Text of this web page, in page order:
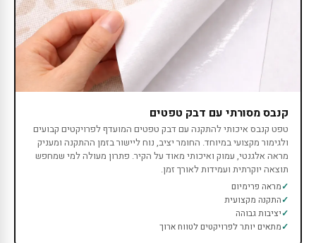
קנבס מסורתי עם דבק טפטים
טפט קנבס איכותי להתקנה עם דבק טפטים המועדף לפרויקטים קבועים
ולגימור מקצועי במיוחד. החומר יציב, נוח ליישור בזמן ההתקנה ומעניק
מראה אלגנטי, עמוק ואיכותי מאוד על הקיר. פתרון מעולה למי שמחפש
תוצאה יוקרתית ועמידות לאורך זמן.
מראה פרימיום
התקנה מקצועית
יציבות גבוהה
מתאים יותר לפרויקטים לטווח ארוך